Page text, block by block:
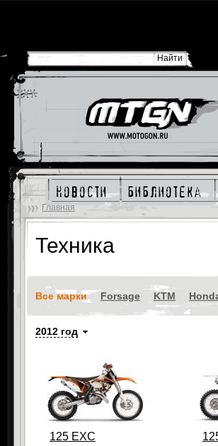
новости библиотека
Главная
Техника
Все марки Forsage KTM
2012 год
125 EXC